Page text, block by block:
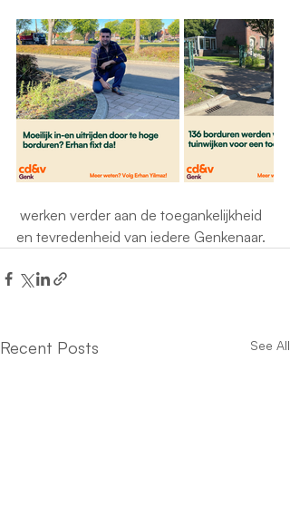
en tevredenheid van iedere Genkenaar.
Recent Posts See All